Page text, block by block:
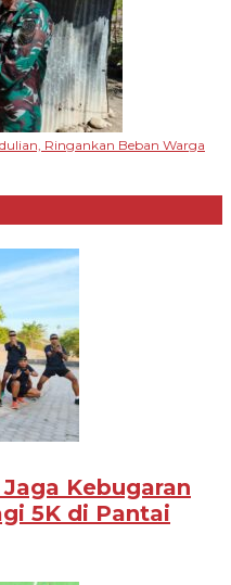
Ringankan Beban Warga
Kebugaran
5K di Pantai